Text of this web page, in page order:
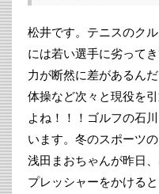
松井です。テニスのク
には若い選手に劣って
力が断然に差があるん
体操など次々と現役を
よね！！！ゴルフの石
います。冬のスポーツ
浅田まおちゃんが昨日
プレッシャーをかける